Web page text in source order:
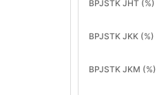
BPJSTK JHT (%)
BPJSTK JKK (%)
BPJSTK JKM (%)